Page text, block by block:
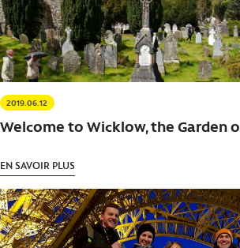
2019.06.12
Welcome to Wicklow, the Garden
EN SAVOIR PLUS